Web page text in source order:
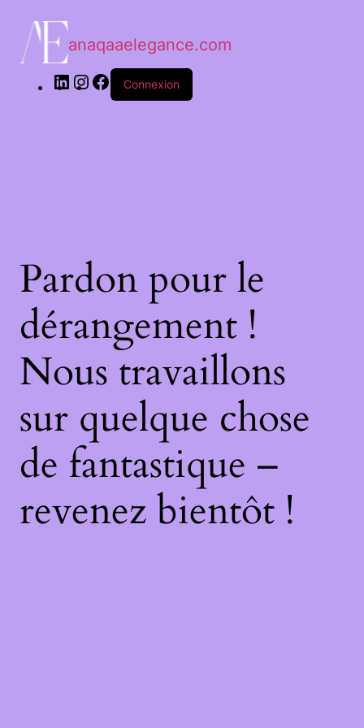
anaqaaelegance.com
Connexion
Pardon pour le
dérangement !
Nous travaillons
sur quelque chose
de fantastique –
revenez bientôt !